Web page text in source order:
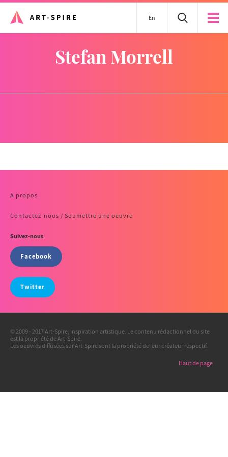
En
Stefan Morrell
A propos
Contactez-nous / Soumettre une oeuvre
Suivez-nous
Facebook
Twitter
© 2009 - 2017 Art-Spire, Inspiration artistique. Le contenu rédactionnel du site
est la propriété de Art-Spire.
Les oeuvres diffusées sur Art-Spire sont la propriété de leur créateur respectif.
Haut de page